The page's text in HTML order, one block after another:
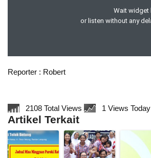
Reporter : Robert
2108 Total Views 1 Views Today
Artikel Terkait